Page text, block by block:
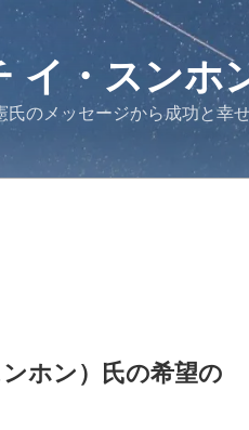
イ・スンホ
のメッセージから成功と幸
ホン）氏の希望の